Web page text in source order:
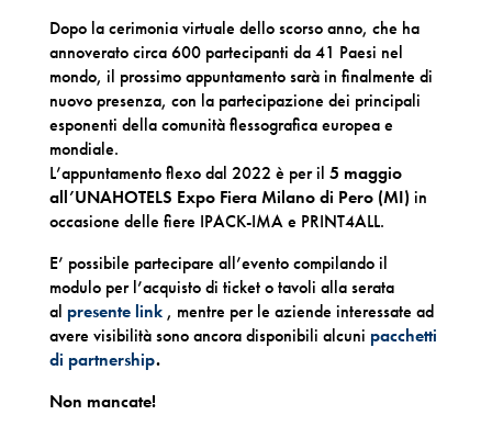
Dopo la cerimonia virtuale dello scorso anno, che ha
annoverato circa 600 partecipanti da 41 Paesi nel
mondo, il prossimo appuntamento sarà in finalmente di
nuovo presenza, con la partecipazione dei principali
esponenti della comunità flessografica europea e
mondiale.
L’appuntamento flexo dal 2022 è per il 5 maggio
all’UNAHOTELS Expo Fiera Milano di Pero (MI) in
occasione delle fiere IPACK-IMA e PRINT4ALL.
E’ possibile partecipare all’evento compilando il
modulo per l’acquisto di ticket o tavoli alla serata
al presente link , mentre per le aziende interessate ad
avere visibilità sono ancora disponibili alcuni pacchetti
di partnership.
Non mancate!